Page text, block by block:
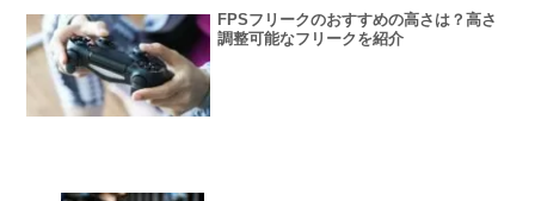
FPSフリークのおすすめの高さは？高さ
調整可能なフリークを紹介